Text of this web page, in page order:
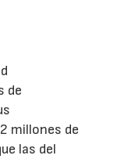
de
millones de
las del